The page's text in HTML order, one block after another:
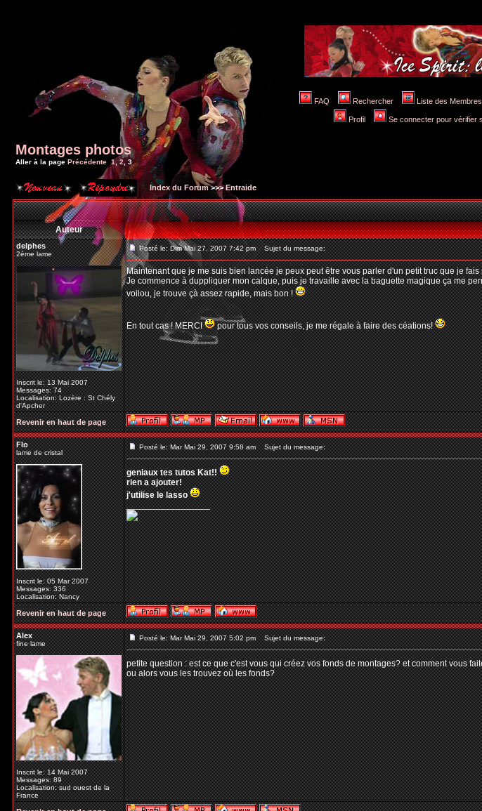
FAQ Rechercher Liste des Membres
Profil Se connecter pour vérifier
Montages photos
Aller à la page Précédente 1,2 3
Index du Forum>>>Entraide
Auteur
delphes
2ème lame
Inscrit le: 13 Mai 2007
Messages: 74
Localisation: Lozère : St Chély
d'Apcher
Posté le: Dim Mai 27, 2007 7:42 pm Sujet du message:
Maintenant que je me suis bien lancée je peux peut être vous parler d'un petit truc que je
Je commence à duppliquer mon calque, puis je travaille avec la baguette magique ça me
voilou, je trouve çà assez rapide, mais bon !
En tout cas ! MERCI pour tous vos conseils, je me régale à faire des céations!
Revenir en haut de page
Flo
lame de cristal
Inscrit le: 05 Mar 2007
Messages: 336
Localisation: Nancy
Posté le: Mar Mai 29, 2007 9:58 am Sujet du message:
geniaux tes tutos Kat!!
rien a ajouter!
j'utilise le lasso
_________________
Revenir en haut de page
Alex
fine lame
Inscrit le: 14 Mai 2007
Messages: 89
Localisation: sud ouest de la
France
Posté le: Mar Mai 29, 2007 5:02 pm Sujet du message:
petite question : est ce que c'est vous qui créez vos fonds de montages? et comment vous
ou alors vous les trouvez où les fonds?